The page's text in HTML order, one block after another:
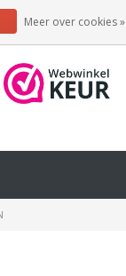
Meer over cookies »